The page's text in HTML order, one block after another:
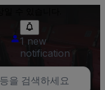
1 new
notification